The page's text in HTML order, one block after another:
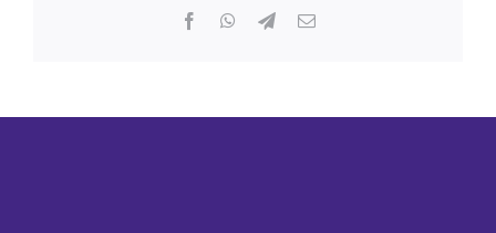
FacebookWhatsApp
Telegram
E-